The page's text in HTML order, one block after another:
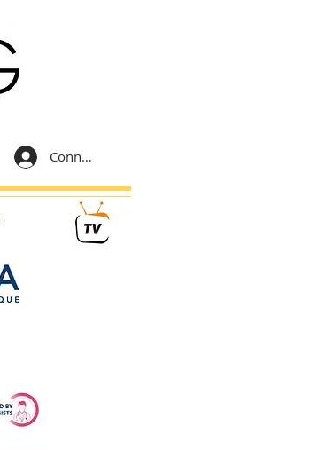
Connexion